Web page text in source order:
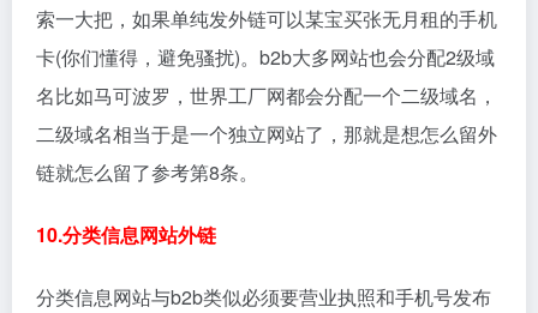
索一大把，如果单纯发外链可以某宝买张无月租的手机
卡(你们懂得，避免骚扰)。b2b大多网站也会分配2级域
名比如马可波罗，世界工厂网都会分配一个二级域名，
二级域名相当于是一个独立网站了，那就是想怎么留外
链就怎么留了参考第8条。
10.分类信息网站外链
分类信息网站与b2b类似必须要营业执照和手机号发布